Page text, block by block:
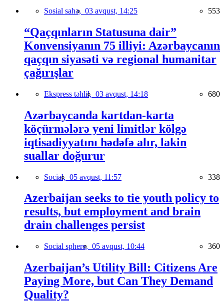
Sosial sahə, 03 avqust, 14:25 553
“Qaçqınların Statusuna dair”
Konvensiyanın 75 illiyi: Azərbaycanın
qaçqın siyasəti və regional humanitar
çağırışlar
Ekspress təhlil, 03 avqust, 14:18 680
Azərbaycanda kartdan-karta
köçürmələrə yeni limitlər kölgə
iqtisadiyyatını hədəfə alır, lakin
suallar doğurur
Social, 05 avqust, 11:57 338
Azerbaijan seeks to tie youth policy to
results, but employment and brain
drain challenges persist
Social sphere, 05 avqust, 10:44 360
Azerbaijan’s Utility Bill: Citizens Are
Paying More, but Can They Demand
Quality?